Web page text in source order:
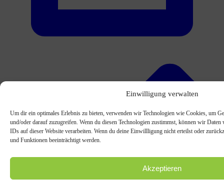
Einwilligung verwalten
Um dir ein optimales Erlebnis zu bieten, verwenden wir Technologien wie Cookies, um
und/oder darauf zuzugreifen. Wenn du diesen Technologien zustimmst, können wir
IDs auf dieser Website verarbeiten. Wenn du deine Einwillligung nicht erteilst oder
und Funktionen beeinträchtigt werden.
Akzeptieren